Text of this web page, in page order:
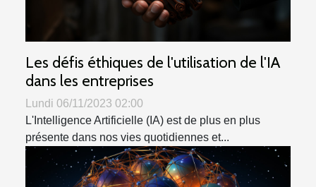
Les défis éthiques de l'utilisation de l'IA
dans les entreprises
Lundi 06/11/2023 02:00
L'Intelligence Artificielle (IA) est de plus en plus
présente dans nos vies quotidiennes et...